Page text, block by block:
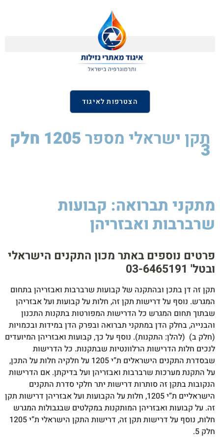
הצטרפות לאיגוד
תקן ישראלי מספר1205 חלק 3
מתקני תברואה: קבועות
שרברבות ואבזריהן
פרטים נוספים באתר מכון התקנים הישראלי
ובטל' 03-6465191​
תקן זה דן בתכן ובהתקנה של קבועות שרברבות ואבזריהן בתחום
המגרש. נוסף על דרישות תקן זה, חלות על קבועות ועל אבזריהן
שבתוך תחום המגרש כל הדרישות המפורטות בתקנות התכנון
והבנייה, בחלק הדן במתקני תברואה ובפרק הדן במידות ובכמויות
(חלק ב) (להלן: התקנות). נוסף על כך, קבועות ואבזריהן המיועדים
לנכים חלות הדרישות הרלוונטיות שבתקנות. כל הדרישות
שבסדרת התקנים הישראלים ת”י 1205 על חלקיה חלות על התכן,
על התקנת מערכות שרברבות ואבזריהן ועל בדיקתן. אם הדרישות
הנקובות בתקן זה סותרות דרישות יתר חלקי סדרת התקנים
הישראליים ת”י 1205, חלות על הקבועות ועל אבזריהן דרישות תקן
זה. על קבועות ואבזריהן המותקנות במקלטים שבגבולות המגרש
חלות, נוסף על דרישות תקן זה, דרישות התקן הישראלי ת”י 1205
חלק 5.